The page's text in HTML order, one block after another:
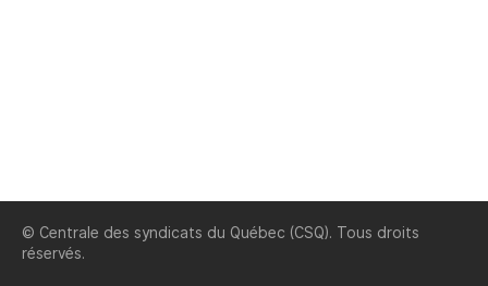
© Centrale des syndicats du Québec (CSQ). Tous droits
réservés.